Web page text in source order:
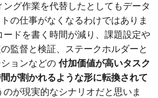
グ作業を代替したとしてもデータ
の仕事がなくなるわけではありま
ードを書く時間が減り、課題設定や
監督と検証、ステークホルダーと
ョンなどの付加価値が高いタスク
が割かれるような形に転換されて
のが現実的なシナリオだと思いま